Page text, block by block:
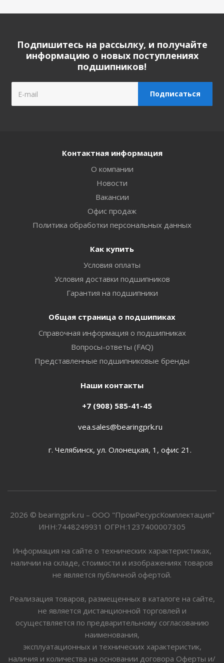
Подпишитесь на рассылку, и получайте
информацию о новых поступлениях
подшипников!
Контактная информация
О компании
Новости
Вакансии
Офис продаж
Политика обработки персональных данных
Как купить
Условия оплаты
Условия доставки подшипников
Гарантия на подшипники
Общая страница о подшипиках
Справочная информация о подшипниках
Вопросы-ответы (FAQ)
Представленные подшипниковые бренды
Наши контакты
+7 (908) 585-41-45
vea.sales@bearingprk.ru
г. Челябинск, ул. Олонецкая, 1, офис 21.
2026 © bearingprk.ru – ООО "ПромРесурсКомплектация"
ИНН:7448249931 ОГРН:1237400007305
Информация на сайте о технических характеристиках,
наличии на складе, стоимости и изображениях товаров
не является публичной офертой.
Реализация товаров, размещенных в каталоге на сайте,
не является дистанционной торговлей и
осуществляется по предварительному согласованию
наименования,
эксплуатационных и технических характеристик,
наличия и количества на основании договора Оферты и/